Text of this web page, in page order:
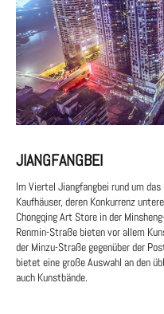
JIANGFANGBEI
Im Viertel Jiangfangbei rund um
Kaufhäuser, deren Konkurrenz
Chongqing Art Store in der
Renmin-Straße bieten vor allem
der Minzu-Straße gegenüber der
bietet eine große Auswahl an den
auch Kunstbände.